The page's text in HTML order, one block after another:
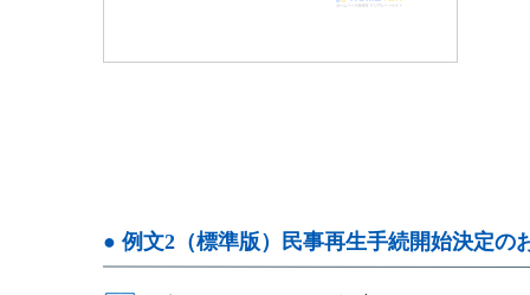
● 例文2（標準版）民事再生手続開始決定の